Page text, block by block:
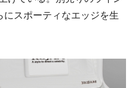
にスポーティなエッジを生